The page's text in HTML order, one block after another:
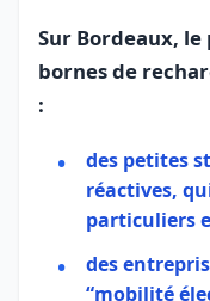
Sur Bordeaux,
bornes de
:
des petites
réactives,
particuliers
des
“mobilité